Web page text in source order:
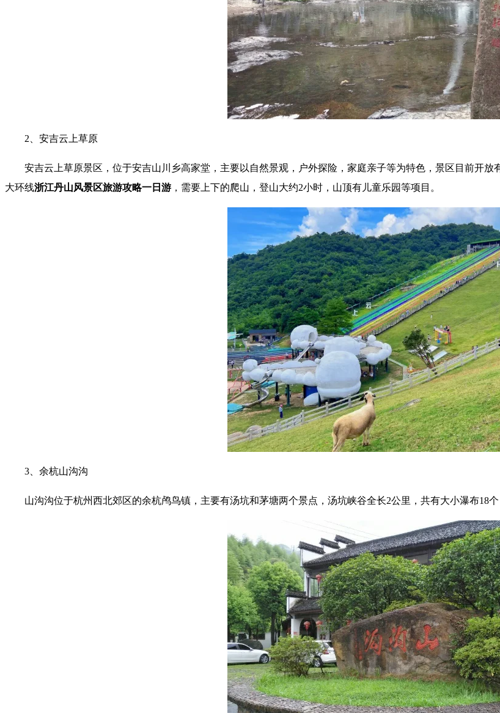
2、安吉云上草原
安吉云上草原景区，位于安吉山川乡高家堂，主要以自然景观，户外探险，家庭亲子等为特色，景区目前开
大环线浙江丹山风景区旅游攻略一日游 ，需要上下的爬山，登山大约2小时，山顶有儿童乐园等项目。
3、余杭山沟沟
山沟沟位于杭州西北郊区的余杭鸬鸟镇，主要有汤坑和茅塘两个景点，汤坑峡谷全长2公里，共有大小瀑布18